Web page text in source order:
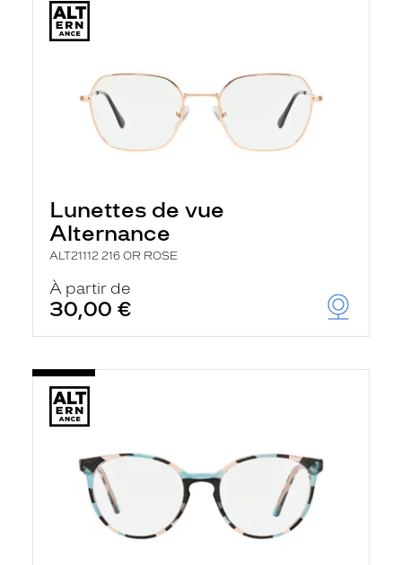
Lunettes de vue
Alternance
ALT21112 216 OR ROSE
À partir de
30,00 €